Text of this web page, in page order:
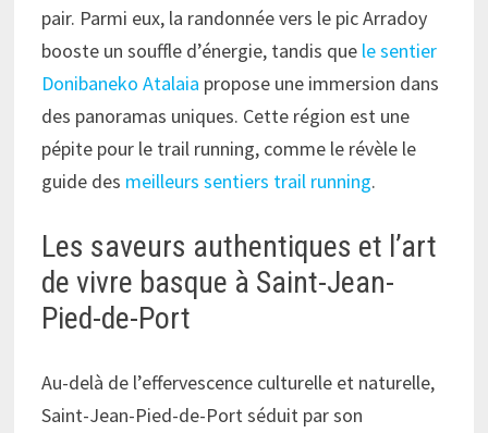
pair. Parmi eux, la randonnée vers le pic Arradoy
booste un souffle d’énergie, tandis que le sentier
Donibaneko Atalaia propose une immersion dans
des panoramas uniques. Cette région est une
pépite pour le trail running, comme le révèle le
guide des meilleurs sentiers trail running.
Les saveurs authentiques et l’art
de vivre basque à Saint-Jean-
Pied-de-Port
Au-delà de l’effervescence culturelle et naturelle,
Saint-Jean-Pied-de-Port séduit par son